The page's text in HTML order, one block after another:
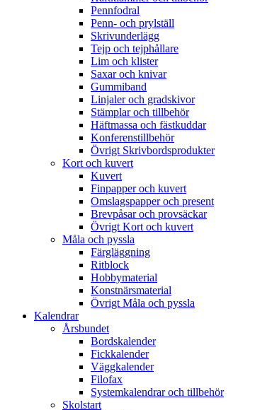
Pennfodral
Penn- och prylställ
Skrivunderlägg
Tejp och tejphållare
Lim och klister
Saxar och knivar
Gummiband
Linjaler och gradskivor
Stämplar och tillbehör
Häftmassa och fästkuddar
Konferenstillbehör
Övrigt Skrivbordsprodukter
Kort och kuvert
Kuvert
Finpapper och kuvert
Omslagspapper och present
Brevpåsar och provsäckar
Övrigt Kort och kuvert
Måla och pyssla
Färgläggning
Ritblock
Hobbymaterial
Konstnärsmaterial
Övrigt Måla och pyssla
Kalendrar
Årsbundet
Bordskalender
Fickkalender
Väggkalender
Filofax
Systemkalendrar och tillbehör
Skolstart